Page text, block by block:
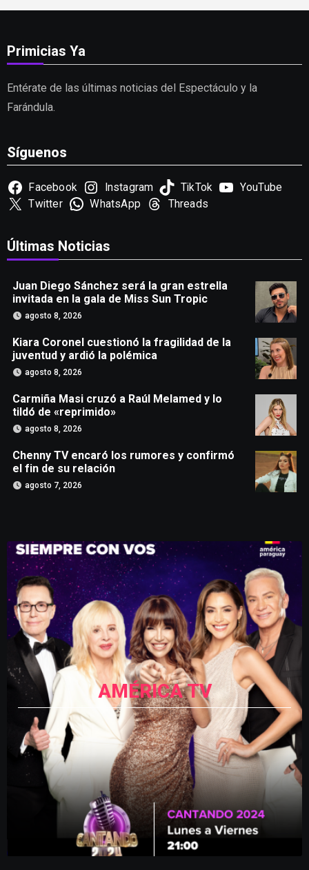
Primicias Ya
Entérate de las últimas noticias del Espectáculo y la
Farándula.
Síguenos
Facebook Instagram TikTok
YouTube
Twitter
WhatsApp Threads
Últimas Noticias
Juan Diego Sánchez será la gran estrella
invitada en la gala de Miss Sun Tropic
agosto 8, 2026
Kiara Coronel cuestionó la fragilidad de la
juventud y ardió la polémica
agosto 8, 2026
Carmiña Masi cruzó a Raúl Melamed y lo
tildó de «reprimido»
agosto 8, 2026
Chenny TV encaró los rumores y confirmó
el fin de su relación
agosto 7, 2026
AMÉRICA TV